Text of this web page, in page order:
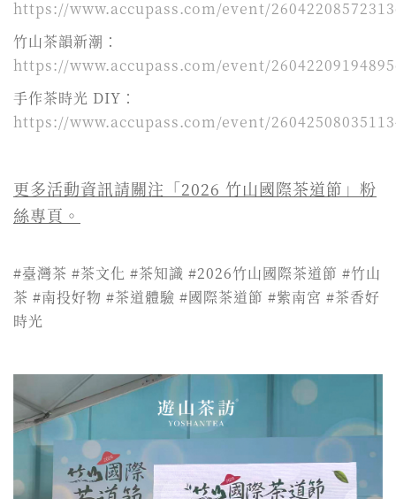
https://www.accupass.com/event/
竹山茶韻新潮：
https://www.accupass.com/event/
手作茶時光 DIY：
https://www.accupass.com/event/
更多活動資訊請關注「2026 竹山國際茶道節」粉
絲專頁。
#臺灣茶 #茶文化 #茶知識 #2026竹山國際茶道節 #竹山
茶 #南投好物 #茶道體驗 #國際茶道節 #紫南宮 #茶香好
時光